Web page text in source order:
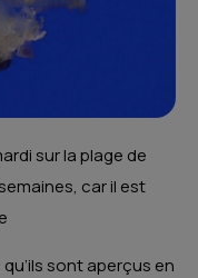
sur la plage de
car il est
sont aperçus en